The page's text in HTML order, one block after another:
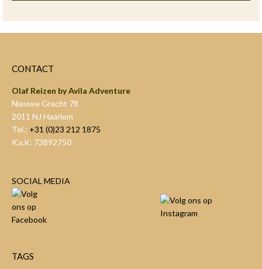
CONTACT
Olaf Reizen by Avila Adventure
Nieuwe Gracht 78
2011 NJ Haarlem
Tel.: +31 (0)23 212 1875
K.v.K: 73892750
SOCIAL MEDIA
TAGS